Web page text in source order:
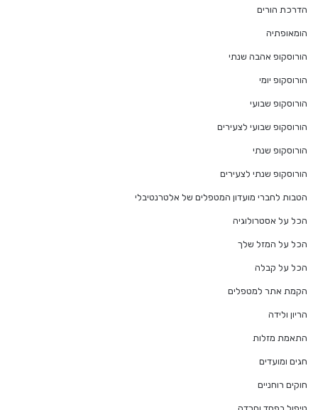
הדרכת הורים
הומאופתיה
הורוסקופ אהבה שנתי
הורוסקופ יומי
הורוסקופ שבועי
הורוסקופ שבועי לצעירים
הורוסקופ שנתי
הורוסקופ שנתי לצעירים
הטבות לחברי מועדון המטפלים של אלטרנטיבלי
הכל על אסטרולוגיה
הכל על המזל שלך
הכל על קבלה
הקמת אתר למטפלים
הריון ולידה
התאמת מזלות
חגים ומועדים
חוקים רוחניים